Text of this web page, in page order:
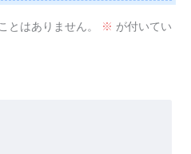
とはありません。 ※ が付いてい